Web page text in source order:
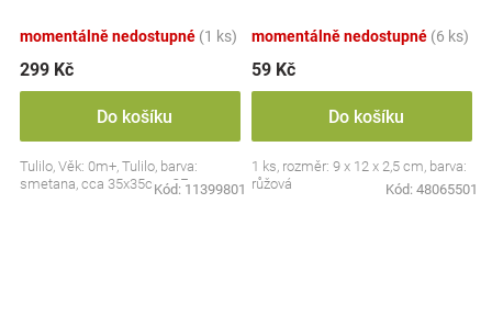
momentálně nedostupné (1 ks)
299 Kč
Do košíku
Tulilo, Věk: 0m+, Tulilo, barva:
smetana, cca 35x35cm, CE
Kód: 11399801
momentálně nedostupné (6 ks)
59 Kč
Do košíku
1 ks, rozměr: 9 x 12 x 2,5 cm, barva:
růžová
Kód: 48065501